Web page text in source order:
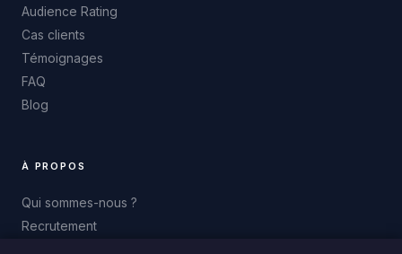
Audience Rating
Cas clients
Témoignages
FAQ
Blog
À PROPOS
Qui sommes-nous ?
Recrutement